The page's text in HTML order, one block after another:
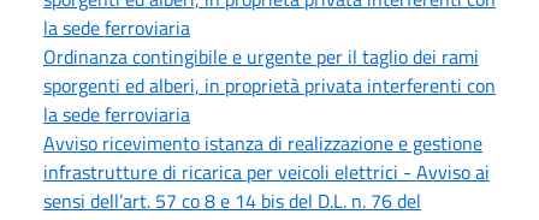
la sede ferroviaria
Ordinanza contingibile e urgente per il taglio dei rami
sporgenti ed alberi, in proprietà privata interferenti con
la sede ferroviaria
Avviso ricevimento istanza di realizzazione e gestione
infrastrutture di ricarica per veicoli elettrici - Avviso ai
sensi dell’art. 57 co 8 e 14 bis del D.L. n. 76 del